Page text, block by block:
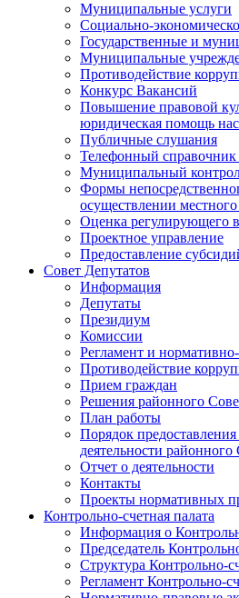
Муниципальные услуги
Социально-
Государственные и
Муниципальные
Противодействие
Конкурс Вакансий
Повышение правовой
юридическая помощь
Публичные слушания
Телефонный
Муниципальный
Формы
осуществлении
Оценка регулирующего
Проектное управление
Предоставление
Совет Депутатов
Информация
Депутаты
Президиум
Комиссии
Регламент и
Противодействие
Прием граждан
Решения районного
План работы
Порядок
деятельности районного
Отчет о деятельности
Контакты
Проекты нормативных
Контрольно-счетная палата
Информация о
Председатель
Структура Контрольно-
Регламент Контрольно-